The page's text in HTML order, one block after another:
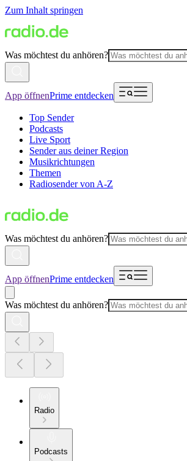
Zum Inhalt springen
Was möchtest du anhören?
App öffnenPrime entdecken
Top Sender
Podcasts
Live Sport
Sender aus deiner Region
Musikrichtungen
Themen
Radiosender von A-Z
Was möchtest du anhören?
App öffnenPrime entdecken
Was möchtest du anhören?
Radio
Podcasts